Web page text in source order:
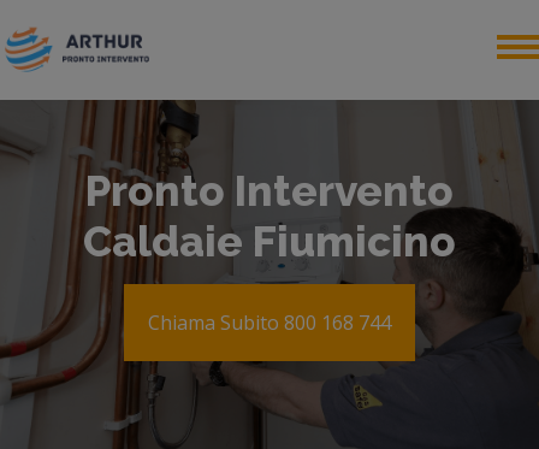
Pronto Intervento
Caldaie Fiumicino
Chiama Subito 800 168 744